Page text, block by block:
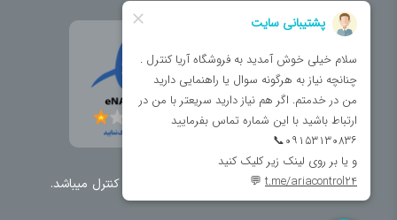
تمامی حقوق مطالب و سایت نزد شرکت اریا کنترل میباشد.